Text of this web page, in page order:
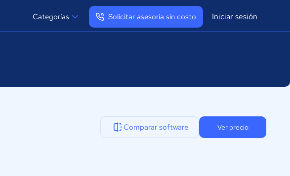
Categorías Solicitar asesoría sin costo Iniciar sesión
Comparar software Ver precio